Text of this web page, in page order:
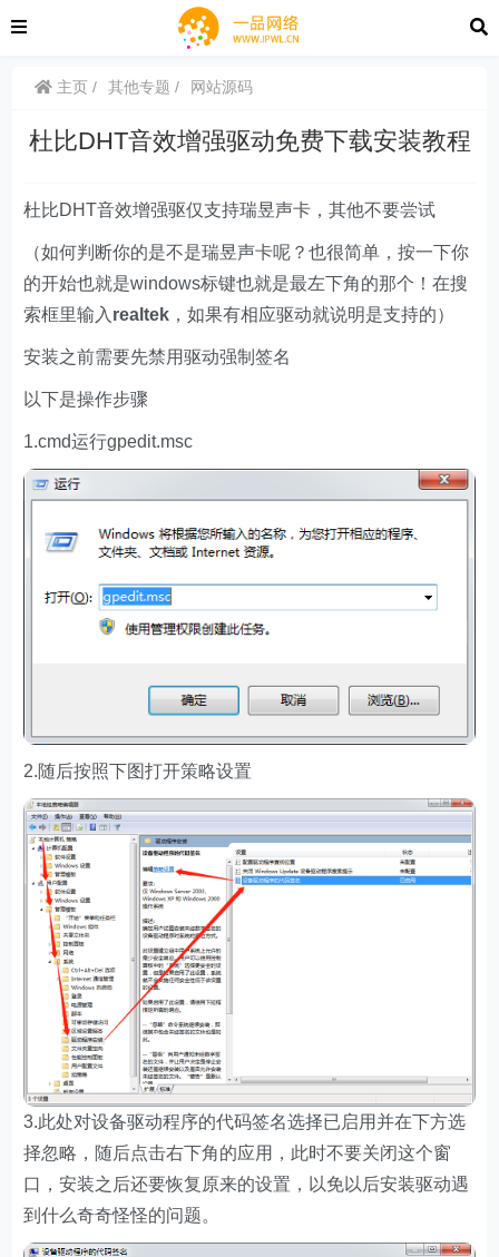
主页 其他专题 网站源码
杜比DHT音效增强驱动免费下载安装教程
杜比DHT音效增强驱仅支持瑞昱声卡，其他不要尝试
（如何判断你的是不是瑞昱声卡呢？也很简单，按一下你
的开始也就是windows标键也就是最左下角的那个！在搜
索框里输入 realtek ，如果有相应驱动就说明是支持的）
安装之前需要先禁用驱动强制签名
以下是操作步骤
1.cmd运行gpedit.msc
2.随后按照下图打开策略设置
3.此处对设备驱动程序的代码签名选择已启用并在下方选
择忽略，随后点击右下角的应用，此时不要关闭这个窗
口，安装之后还要恢复原来的设置，以免以后安装驱动遇
到什么奇奇怪怪的问题。